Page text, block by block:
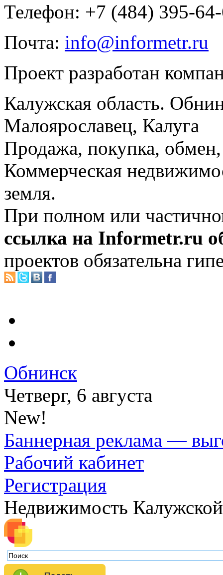
Телефон: +7 (484) 395-
Почта: info@informetr.ru
Проект разработан
Калужская область.
Малоярославец, Калуга
Продажа, покупка, обмен,
Коммерческая
земля.
При полном или
ссылка на Informetr.ru
проектов обязательна
Обнинск
Четверг, 6 августа
New!
Баннерная реклама —
Рабочий кабинет
Регистрация
Недвижимость